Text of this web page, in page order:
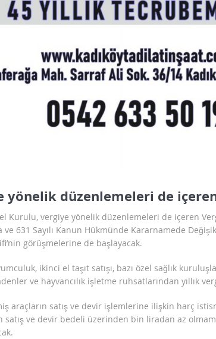
yönelik düzenlemeleri de
Kurulu, vergiye yönelik düzenlemeleri de içeren
631 Sayılı Kanun Hükmünde Kararnamede
görüşmelerine de başlayacak.
ikinci el taşıt satışı, bazı özel sağlık
ve hayvancılık işletme ruhsatlarından yıllık
araçların satış ve devir işlemlerine ilişkin harç
satış ve devir bedeli üzerinden bin liradan az